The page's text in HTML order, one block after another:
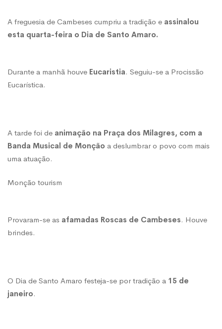
Amaro
A freguesia de Cambeses cumpriu a tradição e assinalou
esta quarta-feira o Dia de Santo Amaro.
Durante a manhã houve Eucaristia. Seguiu-se a Procissão
Eucarística.
A tarde foi de animação na Praça dos Milagres, com a
Banda Musical de Monção a deslumbrar o povo com mais
uma atuação.
Monção tourism
Provaram-se as afamadas Roscas de Cambeses. Houve
brindes.
O Dia de Santo Amaro festeja-se por tradição a 15 de
janeiro.